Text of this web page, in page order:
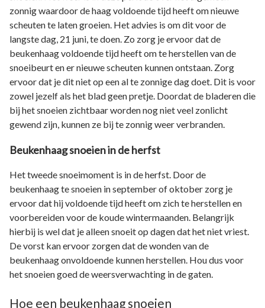
zonnig waardoor de haag voldoende tijd heeft om nieuwe
scheuten te laten groeien. Het advies is om dit voor de
langste dag, 21 juni, te doen. Zo zorg je ervoor dat de
beukenhaag voldoende tijd heeft om te herstellen van de
snoeibeurt en er nieuwe scheuten kunnen ontstaan. Zorg
ervoor dat je dit niet op een al te zonnige dag doet. Dit is voor
zowel jezelf als het blad geen pretje. Doordat de bladeren die
bij het snoeien zichtbaar worden nog niet veel zonlicht
gewend zijn, kunnen ze bij te zonnig weer verbranden.
Beukenhaag snoeien in de herfst
Het tweede snoeimoment is in de herfst. Door de
beukenhaag te snoeien in september of oktober zorg je
ervoor dat hij voldoende tijd heeft om zich te herstellen en
voorbereiden voor de koude wintermaanden. Belangrijk
hierbij is wel dat je alleen snoeit op dagen dat het niet vriest.
De vorst kan ervoor zorgen dat de wonden van de
beukenhaag onvoldoende kunnen herstellen. Hou dus voor
het snoeien goed de weersverwachting in de gaten.
Hoe een beukenhaag snoeien